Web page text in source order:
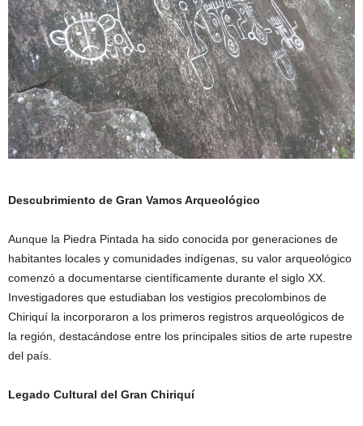
Descubrimiento de Gran Vamos Arqueológico
Aunque la Piedra Pintada ha sido conocida por generaciones de
habitantes locales y comunidades indígenas, su valor arqueológico
comenzó a documentarse científicamente durante el siglo XX.
Investigadores que estudiaban los vestigios precolombinos de
Chiriquí la incorporaron a los primeros registros arqueológicos de
la región, destacándose entre los principales sitios de arte rupestre
del país.
Legado Cultural del Gran Chiriquí